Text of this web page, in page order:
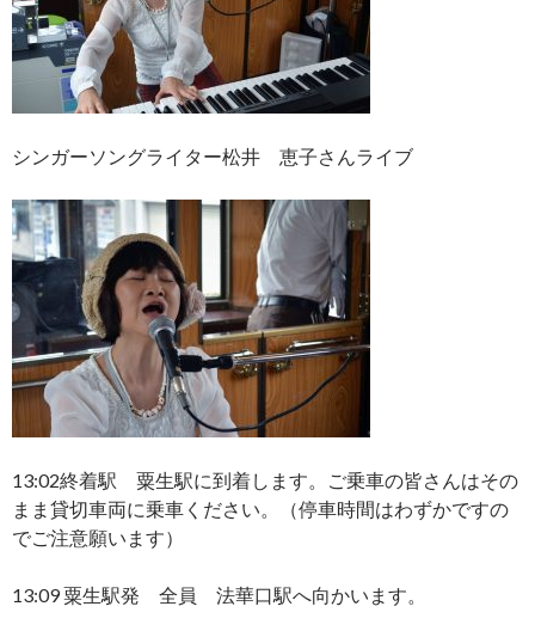
シンガーソングライター松井 恵子さんライブ
13:02終着駅 粟生駅に到着します。ご乗車の皆さんはその
まま貸切車両に乗車ください。（停車時間はわずかですの
でご注意願います）
13:09 粟生駅発 全員 法華口駅へ向かいます。